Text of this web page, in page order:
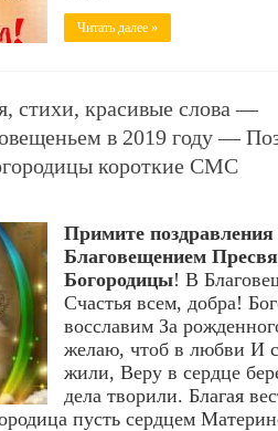
Читать далее »
стихи, красивые слова —
в 2019 году —
короткие СМС
Примите поздравления
Благовещением
Богородицы! В
Счастья всем, добра!
восславим За
желаю, чтоб в любви И
жили, Веру в сердце
дела творили. Благая
пусть сердцем